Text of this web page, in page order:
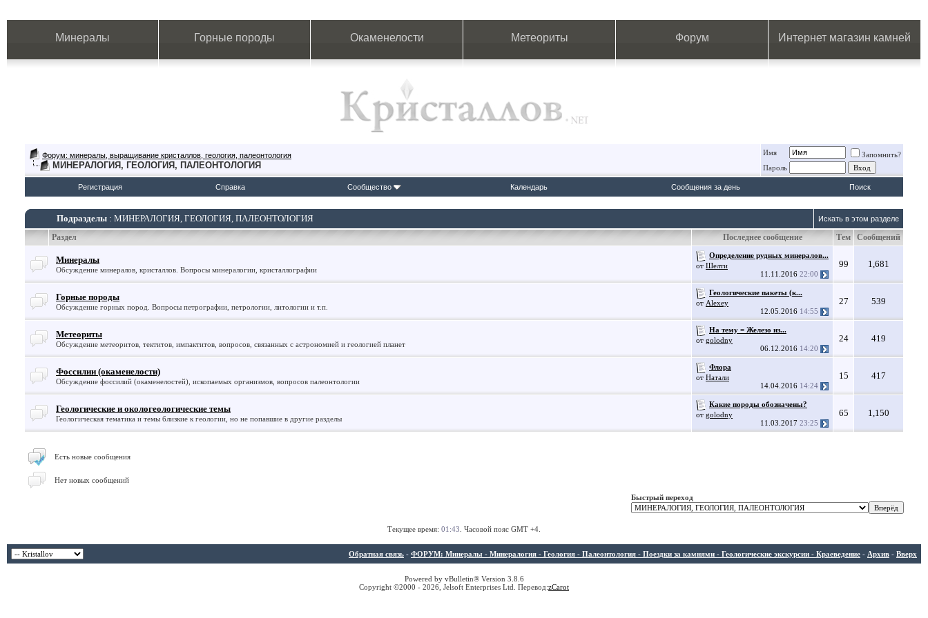
Минералы Горные породы Окаменелости Метеориты Форум Интернет магазин камней
Форум: минералы, выращивание кристаллов, геология, палеонтология
МИНЕРАЛОГИЯ, ГЕОЛОГИЯ, ПАЛЕОНТОЛОГИЯ
Имя
Запомнить?
Пароль
Регистрация Справка Сообщество Календарь Сообщения за день Поиск
Подразделы : МИНЕРАЛОГИЯ, ГЕОЛОГИЯ, ПАЛЕОНТОЛОГИЯ Искать в этом разделе
Раздел Последнее сообщение Тем Сообщений
Минералы
Обсуждение минералов, кристаллов. Вопросы минералогии, кристаллографии
Определение рудных минералов...
от Шелти
11.11.2016 22:00
99 1,681
Горные породы
Обсуждение горных пород. Вопросы петрографии, петрологии, литологии и т.п.
Геологические пакеты (к...
от Alexey
12.05.2016 14:55
27 539
Метеориты
Обсуждение метеоритов, тектитов, импактитов, вопросов, связанных с астрономией и геологией планет
На тему = Железо из...
от golodny
06.12.2016 14:20
24 419
Фоссилии (окаменелости)
Обсуждение фоссилий (окаменелостей), ископаемых организмов, вопросов палеонтологии
Флора
от Натали
14.04.2016 14:24
15 417
Геологические и окологеологические темы
Геологическая тематика и темы близкие к геологии, но не попавшие в другие разделы
Какие породы обозначены?
от golodny
11.03.2017 23:25
65 1,150
Есть новые сообщения
Нет новых сообщений
Быстрый переход
Текущее время: 01:43 . Часовой пояс GMT +4.
Обратная связь - ФОРУМ: Минералы - Минералогия - Геология - Палеонтология - Поездки за камнями - Геологические экскурсии - Краеведение - Архив - Вверх
Powered by vBulletin® Version 3.8.6
Copyright ©2000 - 2026, Jelsoft Enterprises Ltd. Перевод:zCarot